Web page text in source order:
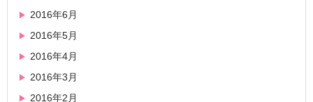
2016年6月
2016年5月
2016年4月
2016年3月
2016年2月